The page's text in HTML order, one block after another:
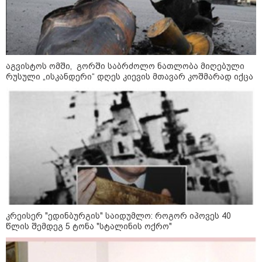
კატეგორიები
7
დღის ზოგადი
ასტროლოგიური
პროგნოზი
ეს დღე გამოირჩევა სტაბილური და მშვიდი ენერგიით. კარგი
პერიოდია დაწყებული საქმეების ბოლომდე მოსაყვანად,
ფინანსური საკითხების გადასამოწმებლად და სამუშაო
სივრცის მოწესრიგებისთვის. თანმიმდევრული მოქმედება და
პრაქტიკული მიდგომა სასურველ შედეგს უდანაკარგოდ
მოგიტანთ.
აგვისტოს ომში, გორში საბრძოლო ნათლობა მიღებული
რუსული „ისკანდერი“ დღეს კიევის მთავარ კოშმარად იქცა
კრეისერ "ედინბურგის" საიდუმლო: როგორ იპოვეს 40
წლის შემდეგ 5 ტონა "სტალინის ოქრო"